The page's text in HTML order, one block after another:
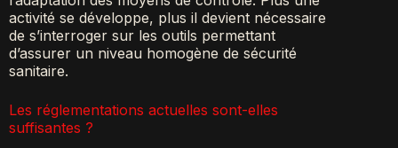
activité se développe, plus il devient nécessaire
de s’interroger sur les outils permettant
d’assurer un niveau homogène de sécurité
sanitaire.
Les réglementations actuelles sont-elles
suffisantes ?